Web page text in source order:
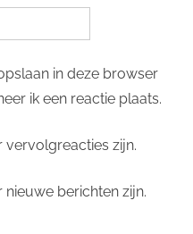
in deze browser
ik een reactie plaats.
vervolgreacties zijn.
berichten zijn.